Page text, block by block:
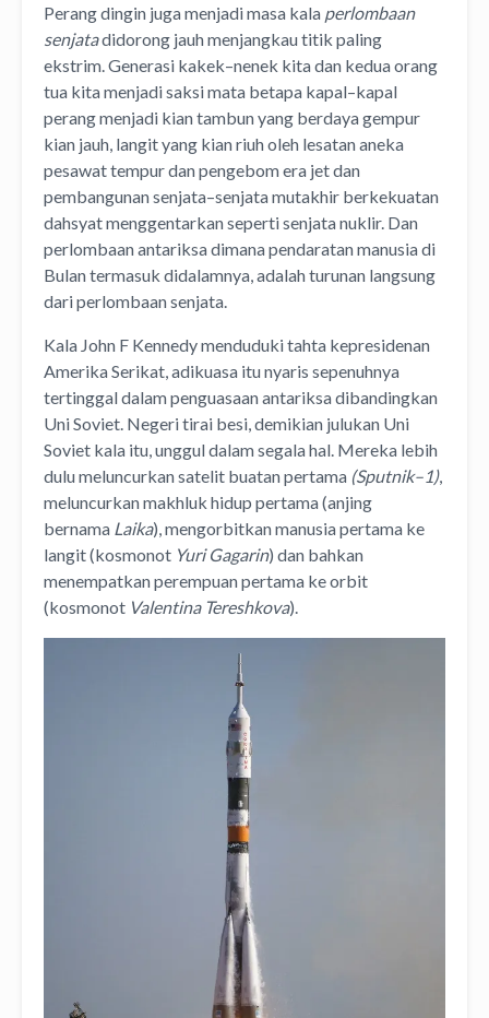
Perang dingin juga menjadi masa kala perlombaan
senjatadidorong jauh menjangkau titik paling
ekstrim. Generasi kakek–nenek kita dan kedua orang
tua kita menjadi saksi mata betapa kapal–kapal
perang menjadi kian tambun yang berdaya gempur
kian jauh, langit yang kian riuh oleh lesatan aneka
pesawat tempur dan pengebom era jet dan
pembangunan senjata–senjata mutakhir berkekuatan
dahsyat menggentarkan seperti senjata nuklir. Dan
perlombaan antariksa dimana pendaratan manusia di
Bulan termasuk didalamnya, adalah turunan langsung
dari perlombaan senjata.
Kala John F Kennedy menduduki tahta kepresidenan
Amerika Serikat, adikuasa itu nyaris sepenuhnya
tertinggal dalam penguasaan antariksa dibandingkan
Uni Soviet. Negeri tirai besi, demikian julukan Uni
Soviet kala itu, unggul dalam segala hal. Mereka lebih
dulu meluncurkan satelit buatan pertama (Sputnik–1),
meluncurkan makhluk hidup pertama (anjing
bernama Laika), mengorbitkan manusia pertama ke
langit (kosmonot Yuri Gagarin) dan bahkan
menempatkan perempuan pertama ke orbit
(kosmonot Valentina Tereshkova).